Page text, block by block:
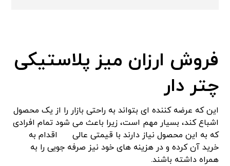
فروش ارزان میز پلاستیکی
چتر دار
این که عرضه کننده ای بتواند به راحتی بازار را از یک محصول
اشباع کند، بسیار مهم است، زیرا باعث می شود تمام افرادی
که به این محصول نیاز دارند با قیمتی عالی
اقدام به
خرید آن کرده و در هزینه های خود نیز صرفه جویی را به
همراه داشته باشند.